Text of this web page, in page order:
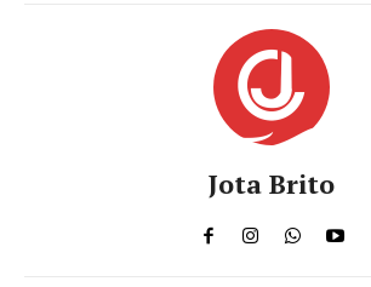
Jota Brito